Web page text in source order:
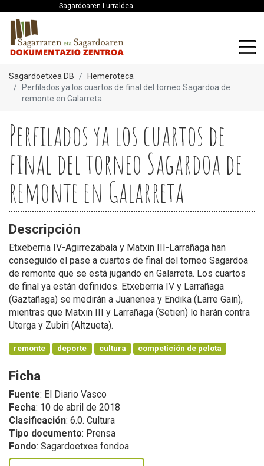
Sagardoaren Lurraldea
Sagardoetxea DB
Hemeroteca
Perfilados ya los cuartos de final del torneo Sagardoa de
remonte en Galarreta
Perfilados ya los cuartos de
final del torneo Sagardoa de
remonte en Galarreta
Descripción
Etxeberria IV-Agirrezabala y Matxin III-Larrañaga han
conseguido el pase a cuartos de final del torneo Sagardoa
de remonte que se está jugando en Galarreta. Los cuartos
de final ya están definidos. Etxeberria IV y Larrañaga
(Gaztañaga) se medirán a Juanenea y Endika (Larre Gain),
mientras que Matxin III y Larrañaga (Setien) lo harán contra
Uterga y Zubiri (Altzueta).
remonte deporte cultura competición de pelota
Ficha
Fuente: El Diario Vasco
Fecha: 10 de abril de 2018
Clasificación: 6.0. Cultura
Tipo documento: Prensa
Fondo: Sagardoetxea fondoa